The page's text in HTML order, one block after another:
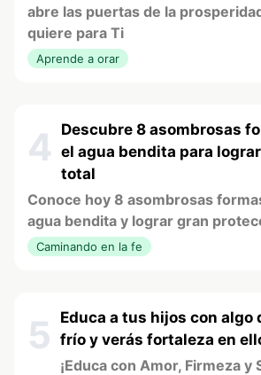
abre las puertas de la
quiere para Ti
Aprende a orar
4
Descubre 8 asombrosas
el agua bendita para
total
Conoce hoy 8 asombrosas
agua bendita y lograr gran
Caminando en la fe
5
Educa a tus hijos con algo
frío y verás fortaleza en
¡Educa con Amor, Firmeza y